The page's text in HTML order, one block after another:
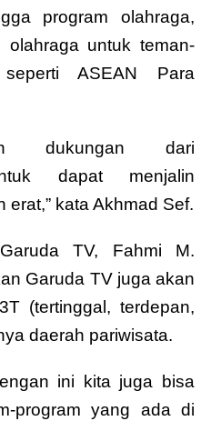
program olahraga,
olahraga untuk teman-
ASEAN Para
dukungan dari
dapat menjalin
erat,” kata Akhmad Sef.
TV, Fahmi M.
Garuda TV juga akan
(tertinggal, terdepan,
daerah pariwisata.
ini kita juga bisa
program yang ada di